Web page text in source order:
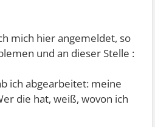
mich hier angemeldet, so
und an dieser Stelle :
ich abgearbeitet: meine
die hat, weiß, wovon ich